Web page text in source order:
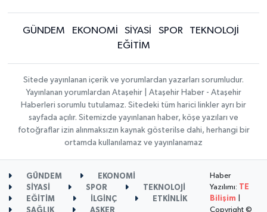
GÜNDEM EKONOMİ SİYASİ SPOR
TEKNOLOJİ
EĞİTİM
Sitede yayınlanan içerik ve yorumlardan yazarları sorumludur.
Yayınlanan yorumlardan Ataşehir | Ataşehir Haber - Ataşehir
Haberleri sorumlu tutulamaz. Sitedeki tüm harici linkler ayrı bir
sayfada açılır. Sitemizde yayınlanan haber, köşe yazıları ve
fotoğraflar izin alınmaksızın kaynak gösterilse dahi, herhangi bir
ortamda kullanılamaz ve yayınlanamaz
GÜNDEM
EKONOMİ
SİYASİ
SPOR
TEKNOLOJİ
EĞİTİM
İLGİNÇ
ETKİNLİK
Haber
Yazılımı:
TE
Bilişim
Copyright ©